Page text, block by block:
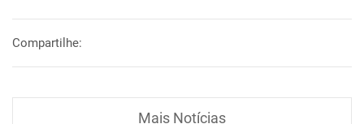
Compartilhe:
Mais Notícias